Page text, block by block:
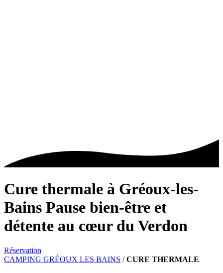
Cure thermale à Gréoux-les-
Bains Pause bien-être et
détente au cœur du Verdon
Réservation
CAMPING GRÉOUX LES BAINS /CURE THERMALE